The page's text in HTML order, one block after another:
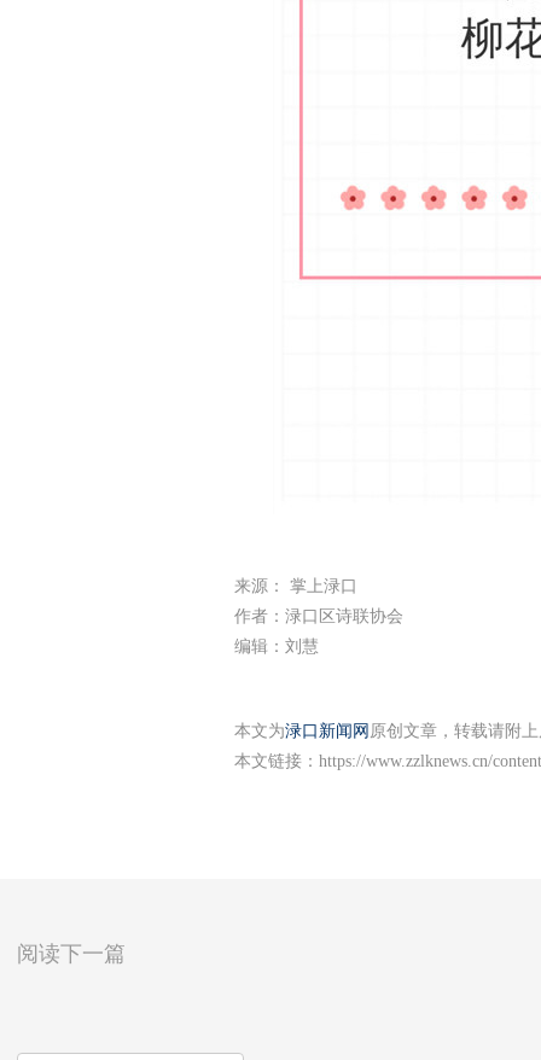
来源： 掌上渌口
作者：渌口区诗联协会
编辑：刘慧
本文为渌口新闻网 原创文章，转载请附
本文链接： https://www.zzlknews.cn/
阅读下一篇